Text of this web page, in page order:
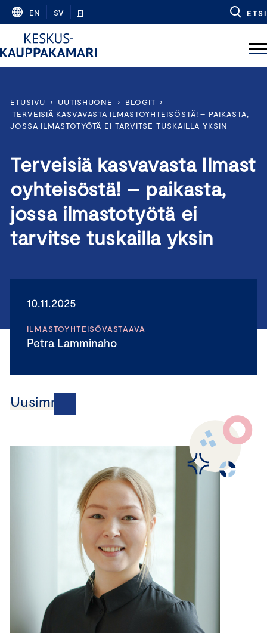
Skip
content
EN SV FI ETSI
ETUSIVU › UUTISHUONE › BLOGIT ›
TERVEISIÄ KASVAVASTA ILMASTOYHTEISÖSTÄ! – PAIKASTA,
JOSSA ILMASTOTYÖTÄ EI TARVITSE TUSKAILLA YKSIN
Terveisiä kasvavasta Ilmast
oyhteisöstä! – paikasta,
jossa ilmastotyötä ei
tarvitse tuskailla yksin
10.11.2025
ILMASTOYHTEISÖVASTAAVA
Petra Lamminaho
Uusimmat